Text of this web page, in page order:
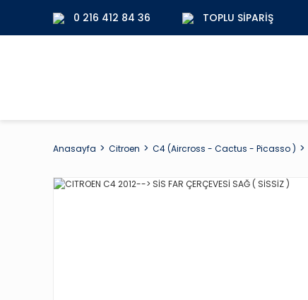
0 216 412 84 36 TOPLU SIPARIŞ
Anasayfa Citroen C4 (Aircross - Cactus - Picasso )